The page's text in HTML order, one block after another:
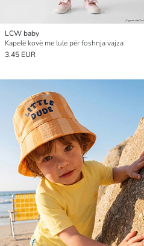
LCW baby
Kapelë kovë me lule për foshnja vajza
3.45 EUR